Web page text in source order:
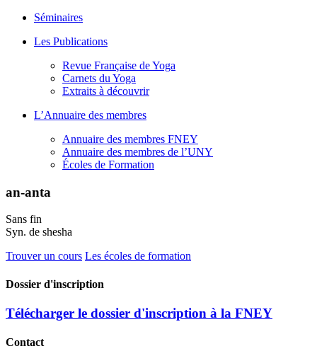
Séminaires
Les Publications
Revue Française de Yoga
Carnets du Yoga
Extraits à découvrir
L’Annuaire des membres
Annuaire des membres FNEY
Annuaire des membres de l’UNY
Écoles de Formation
an-anta
Sans fin
Syn. de shesha
Trouver un cours Les écoles de formation
Dossier d'inscription
Télécharger le dossier d'inscription à la FNEY
Contact